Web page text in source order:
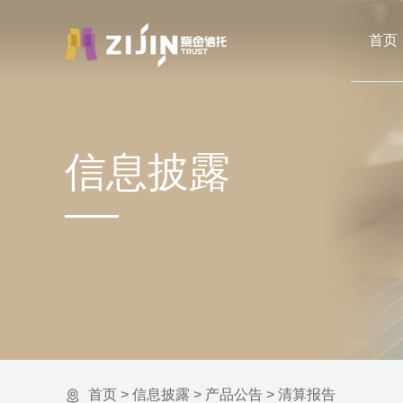
首页
信息披露
首页 > 信息披露 > 产品公告 > 清算报告